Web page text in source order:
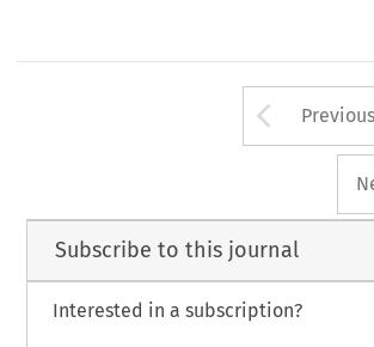
Subscribe to this journal
Interested in a subscription?